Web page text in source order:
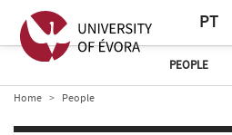
PT
PEOPLE
Home People